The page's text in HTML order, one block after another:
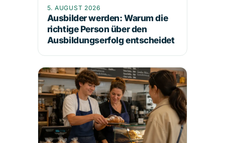
5. AUGUST 2026
Ausbilder werden: Warum die
richtige Person über den
Ausbildungserfolg entscheidet